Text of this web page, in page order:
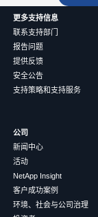
更多支持信息
联系支持部门
报告问题
提供反馈
安全公告
支持策略和支持服务
公司
新闻中心
活动
NetApp Insight
客户成功案例
环境、社会与公司治理